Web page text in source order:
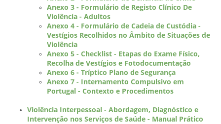
Anexo 3 - Formulário de Registo Clínico De
Violência - Adultos
Anexo 4 - Formulário de Cadeia de Custódia -
Vestígios Recolhidos no Âmbito de Situações de
Violência
Anexo 5 - Checklist - Etapas do Exame Físico,
Recolha de Vestígios e Fotodocumentação
Anexo 6 - Tríptico Plano de Segurança
Anexo 7 - Internamento Compulsivo em
Portugal - Contexto e Procedimentos
Violência Interpessoal - Abordagem, Diagnóstico e
Intervenção nos Serviços de Saúde - Manual Prático